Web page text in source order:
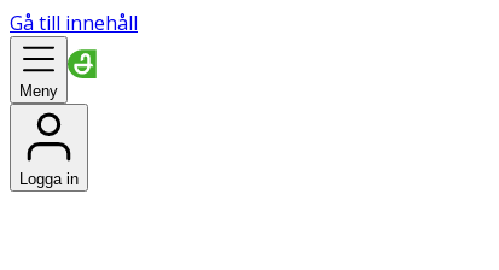
Gå till innehåll
Meny
Logga in